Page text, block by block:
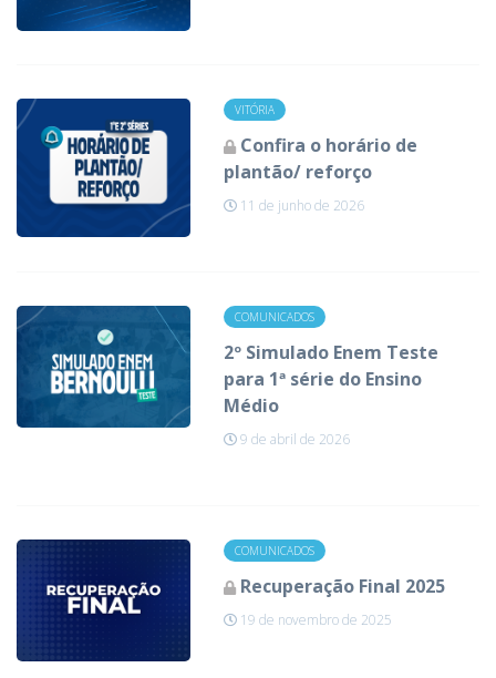
VITÓRIA
Confira o horário de
plantão/ reforço
11 de junho de 2026
COMUNICADOS
2º Simulado Enem Teste
para 1ª série do Ensino
Médio
9 de abril de 2026
COMUNICADOS
Recuperação Final 2025
19 de novembro de 2025